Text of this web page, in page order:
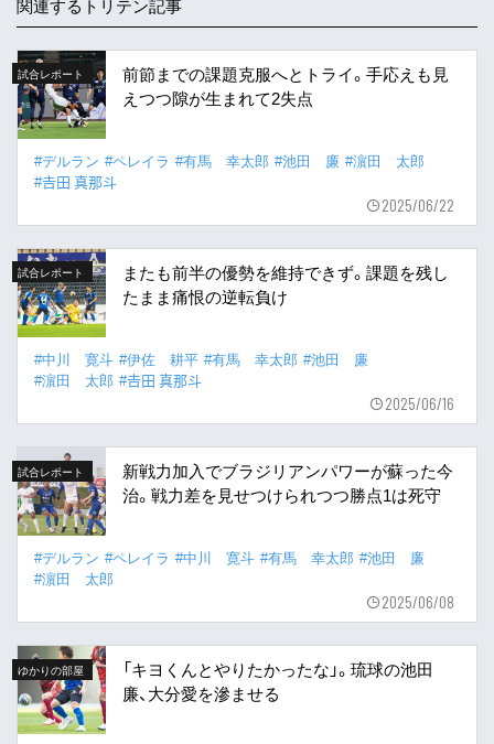
関連するトリテン記事
試合レポート
前節までの課題克服へとトライ。手応えも見
えつつ隙が生まれて2失点
#デルラン #ペレイラ #有馬 幸太郎 #池田 廉 #濵田 太郎
#𠮷田 真那斗
2025/06/22
試合レポート
またも前半の優勢を維持できず。課題を残し
たまま痛恨の逆転負け
#中川 寛斗 #伊佐 耕平 #有馬 幸太郎 #池田 廉
#濵田 太郎 #𠮷田 真那斗
2025/06/16
試合レポート
新戦力加入でブラジリアンパワーが蘇った今
治。戦力差を見せつけられつつ勝点1は死守
#デルラン #ペレイラ #中川 寛斗 #有馬 幸太郎 #池田 廉
#濵田 太郎
2025/06/08
ゆかりの部屋
「キヨくんとやりたかったな」。琉球の池田
廉、大分愛を滲ませる